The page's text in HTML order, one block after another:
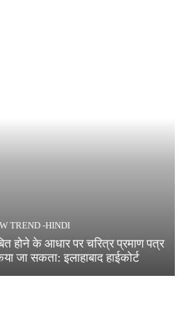
TREND -HINDI
होने के आधार पर चरित्र प्रमाण पत्र
जा सकता: इलाहाबाद हाईकोर्ट